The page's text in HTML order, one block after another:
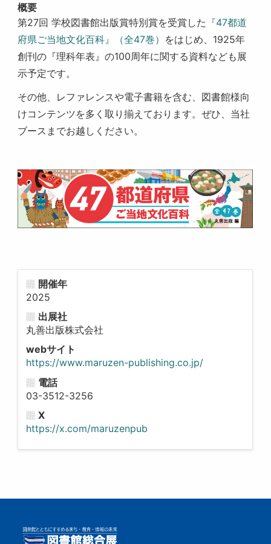
概要
第27回 学校図書館出版賞特別賞を受賞した 『47都道
府県ご当地文化百科』（全47巻） をはじめ、1925年
創刊の『理科年表』の100周年に関する資料なども展
示予定です。
その他、レファレンスや電子書籍を含む、図書館様向
けコンテンツを多く取り揃えております。ぜひ、当社
ブースまでお越しください。
開催年
2025
出展社
丸善出版株式会社
webサイト
https://www.maruzen-publishing.co.jp/
電話
03-3512-3256
X
https://x.com/maruzenpub